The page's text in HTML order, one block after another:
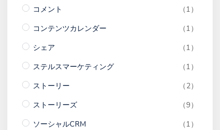
コメント
（1）
コンテンツカレンダー
（1）
シェア
（1）
ステルスマーケティング
（1）
ストーリー
（2）
ストーリーズ
（9）
ソーシャルCRM
（1）